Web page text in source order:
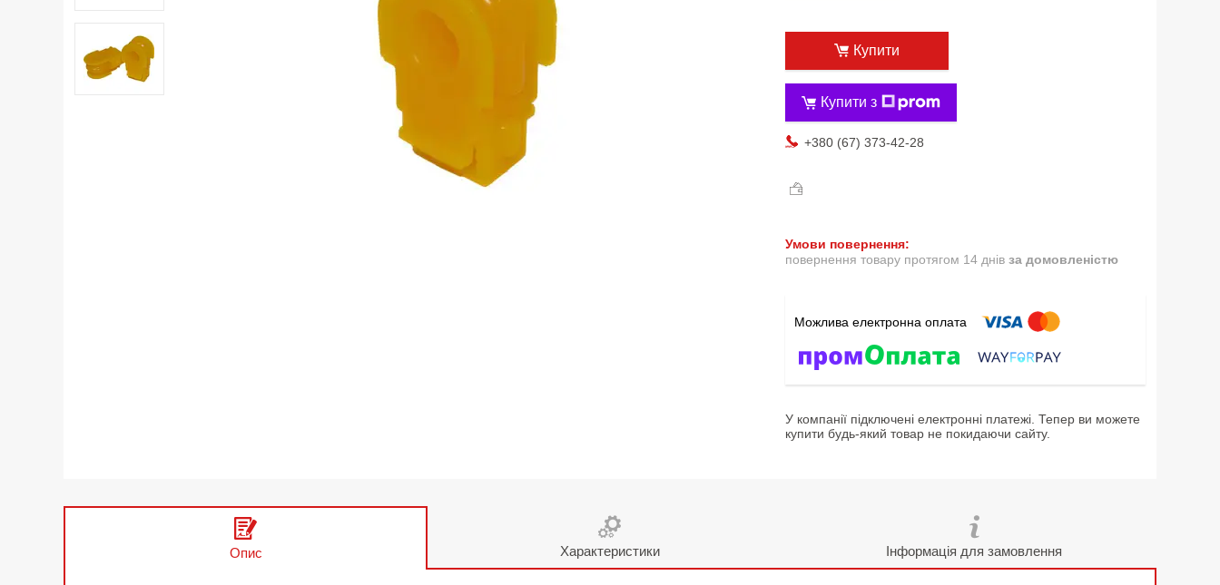
Купити
Купити з
+380 (67) 373-42-28
повернення товару протягом 14 днів за домовленістю
У компанії підключені електронні платежі. Тепер ви можете
купити будь-який товар не покидаючи сайту.
Опис Характеристики Інформація для замовлення